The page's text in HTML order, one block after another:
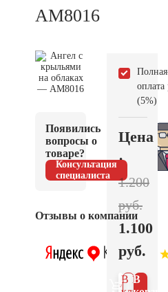
AM8016
Появились
вопросы о
товаре?
Консультация
специалиста
Отзывы о компании
Полная
оплата
(5%)
Цена
:
1.200
руб.
1.100
руб.
В
В 1